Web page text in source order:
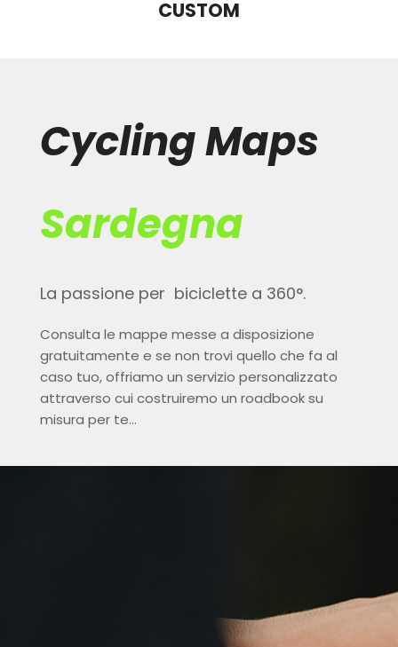
CUSTOM
Cycling Maps
Sardegna
La passione per biciclette a 360°.
Consulta le mappe messe a disposizione
gratuitamente e se non trovi quello che fa al
caso tuo, offriamo un servizio personalizzato
attraverso cui costruiremo un roadbook su
misura per te…